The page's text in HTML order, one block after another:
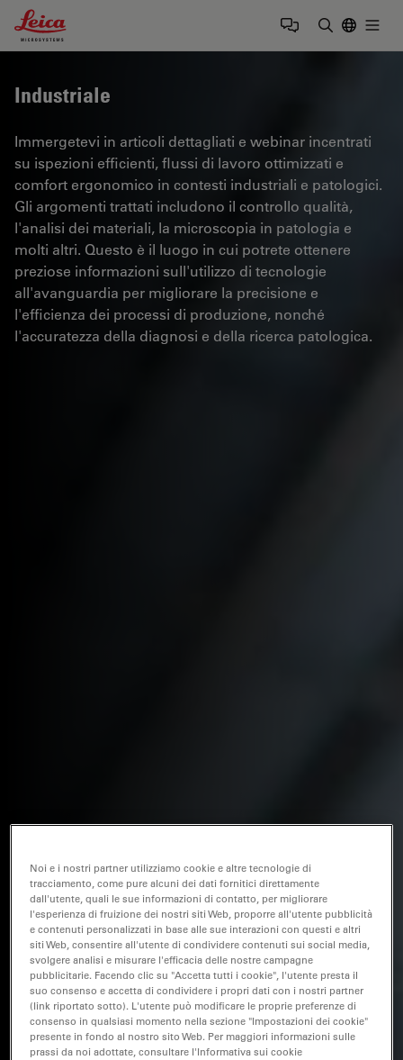
Leica Microsystems Logo
Industriale
Immergetevi in articoli dettagliati e webinar incentrati
su ispezioni efficienti, flussi di lavoro ottimizzati e
comfort ergonomico in contesti industriali e patologici.
Gli argomenti trattati includono il controllo qualità,
l'analisi dei materiali, la microscopia in patologia e
molti altri. Questo è il luogo in cui potrete ottenere
preziose informazioni sull'utilizzo di tecnologie
all'avanguardia per migliorare la precisione e
l'efficienza dei processi di produzione, nonché
l'accuratezza della diagnosi e della ricerca patologica.
Noi e i nostri partner utilizziamo cookie e altre tecnologie di
tracciamento, come pure alcuni dei dati fornitici direttamente
dall'utente, quali le sue informazioni di contatto, per migliorare
l'esperienza di fruizione dei nostri siti Web, proporre all'utente pubblicità
e contenuti personalizzati in base alle sue interazioni con questi e altri
siti Web, consentire all'utente di condividere contenuti sui social media,
svolgere analisi e misurare l'efficacia delle nostre campagne
pubblicitarie. Facendo clic su "Accetta tutti i cookie", l'utente presta il
suo consenso e accetta di condividere i propri dati con i nostri partner
(link riportato sotto). L'utente può modificare le proprie preferenze di
consenso in qualsiasi momento nella sezione "Impostazioni dei cookie"
presente in fondo al nostro sito Web. Per maggiori informazioni sulle
prassi da noi adottate, consultare l'Informativa sui cookie